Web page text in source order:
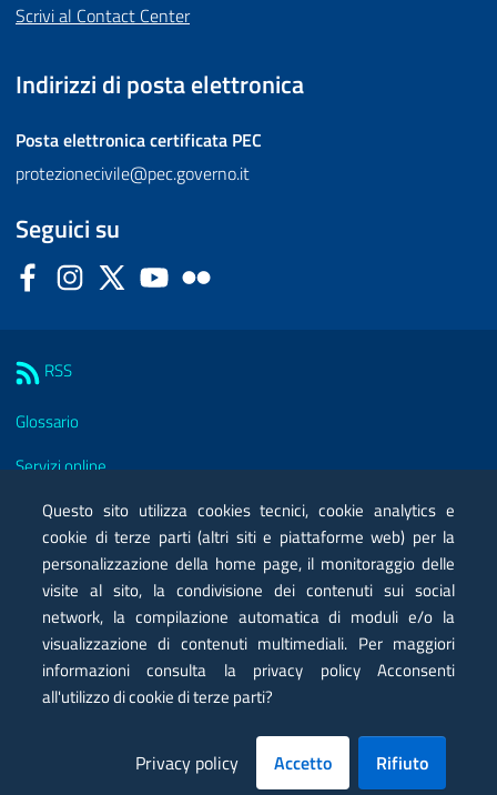
Scrivi al Contact Center
Indirizzi di posta elettronica
Posta elettronica certificata PEC
protezionecivile@pec.governo.it
Seguici su
FacebookInstagram
Twitter YouTube
RSS
Glossario
Servizi online
Moduli
Posta elettronica certificata PEC
Privacy
Note legali
Contatti
Dichiarazione di accessibilità
Questo sito utilizza cookies tecnici, cookie analytics e
cookie di terze parti (altri siti e piattaforme web) per la
personalizzazione della home page, il monitoraggio delle
visite al sito, la condivisione dei contenuti sui social
network, la compilazione automatica di moduli e/o la
visualizzazione di contenuti multimediali. Per maggiori
informazioni consulta la privacy policy Acconsenti
all'utilizzo di cookie di terze parti?
Privacy policy Accetto Rifiuto